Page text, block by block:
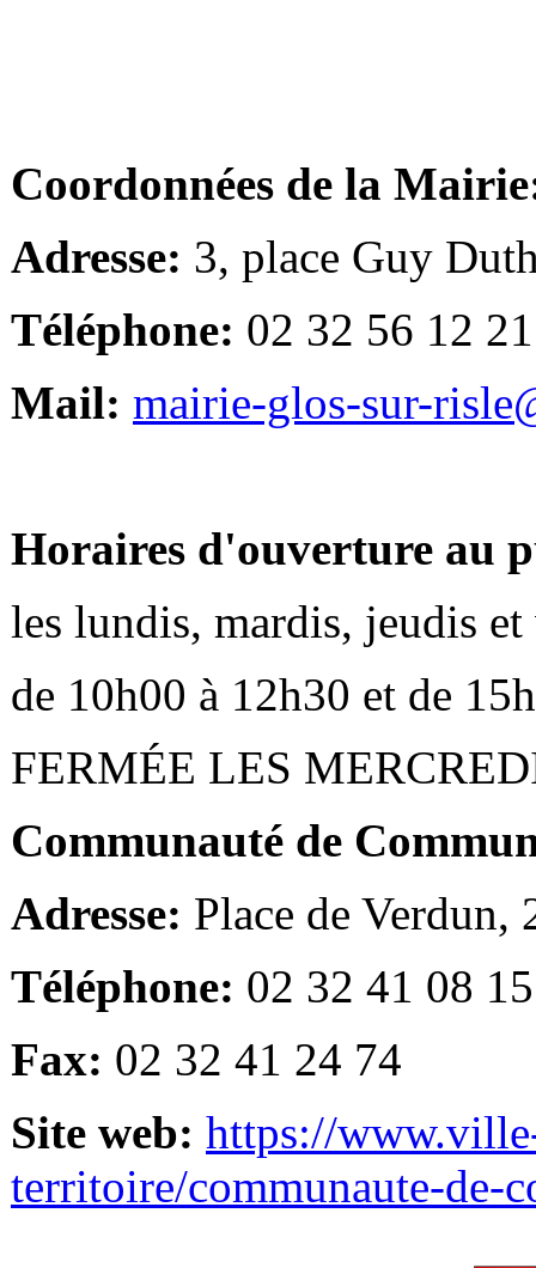
Coordonnées de la
Adresse: 3, place Guy
Téléphone: 02 32 56 12 21
Mail: mairie-glos-sur-
Horaires d'ouverture au
les lundis, mardis, jeudis et
de 10h00 à 12h30 et de
FERMÉE LES
Communauté de
Adresse: Place de Verdun,
Téléphone: 02 32 41 08 15
Fax: 02 32 41 24 74
Site web: https://
territoire/communaute-de-